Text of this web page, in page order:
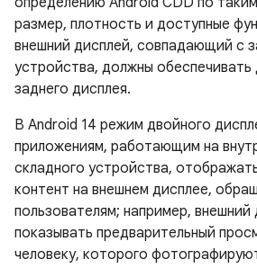
размер, плотность и доступные
внешний дисплей, совпадающий с
устройства, должны
заднего дисплея.
В Android 14 режим двойного
приложениям, работающим на
складного устройства,
контент на внешнем дисплее,
пользователям; например,
показывать предварительный
человеку, которого